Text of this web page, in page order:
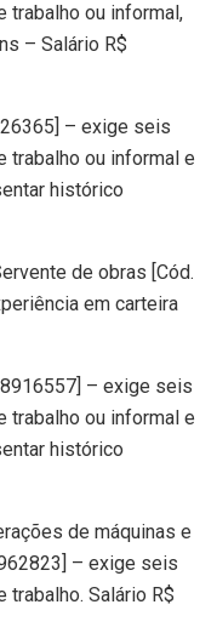
trabalho ou informal,
– Salário R$
– exige seis
trabalho ou informal e
histórico
de obras [Cód.
em carteira
– exige seis
trabalho ou informal e
histórico
de máquinas e
– exige seis
Salário R$